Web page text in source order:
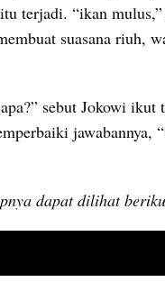
terjadi. “ikan
suasana riuh,
sebut Jokowi ikut
jawabannya,
dapat dilihat